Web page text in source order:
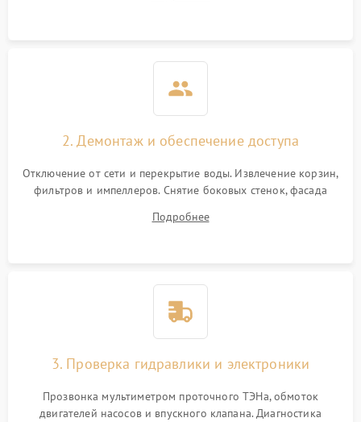
2. Демонтаж и обеспечение доступа
Отключение от сети и перекрытие воды. Извлечение корзин,
фильтров и импеллеров. Снятие боковых стенок, фасада
циркуляционному насосу, ТЭНу и сливной помпе.
Подробнее
3. Проверка гидравлики и электроники
Прозвонка мультиметром проточного ТЭНа, обмоток
двигателей насосов и впускного клапана. Диагностика